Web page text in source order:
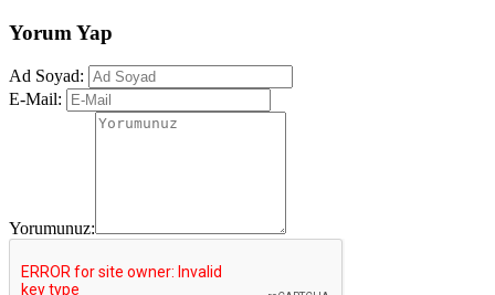
Yorum Yap
Ad Soyad:
E-Mail:
Yorumunuz: